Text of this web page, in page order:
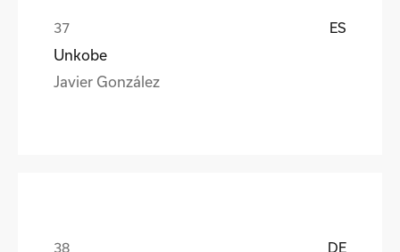
ES
Unkobe
Javier González
DE